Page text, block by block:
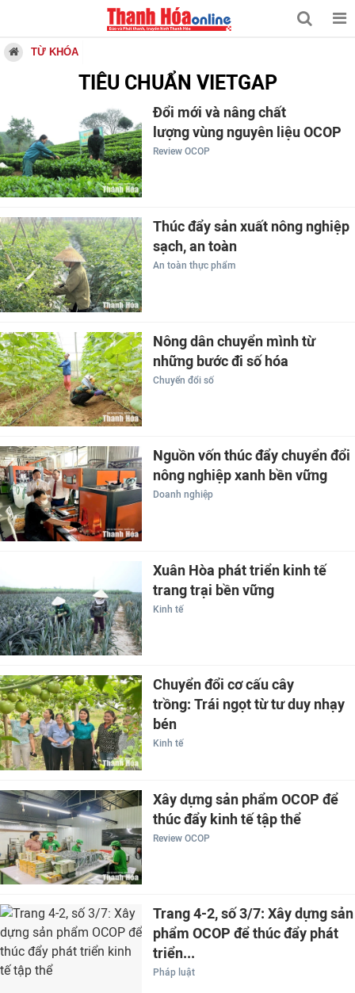
TỪ KHÓA
TIÊU CHUẨN VIETGAP
Đổi mới và nâng chất
lượng vùng nguyên liệu OCOP
Review OCOP
Thúc đẩy sản xuất nông nghiệp
sạch, an toàn
An toàn thực phẩm
Nông dân chuyển mình từ
những bước đi số hóa
Chuyển đổi số
Nguồn vốn thúc đẩy chuyển đổi
nông nghiệp xanh bền vững
Doanh nghiệp
Xuân Hòa phát triển kinh tế
trang trại bền vững
Kinh tế
Chuyển đổi cơ cấu cây
trồng: Trái ngọt từ tư duy nhạy
bén
Kinh tế
Xây dựng sản phẩm OCOP để
thúc đẩy kinh tế tập thể
Review OCOP
Trang 4-2, số 3/7: Xây dựng sản
phẩm OCOP để thúc đẩy phát
triển...
Pháp luật